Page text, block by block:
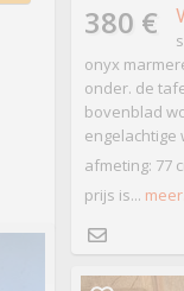
380 €
onyx
onder. de
bovenblad
engelachtige
afmeting: 77
prijs is...